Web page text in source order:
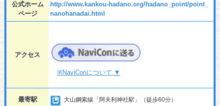
公式ホーム
ページ
http://www.kankou-hadano.org/hadano_point/point_
nanohanadai.html
アクセス
※NaviConについて ▼
最寄駅 大山鋼索線「阿夫利神社駅」（徒歩60分）